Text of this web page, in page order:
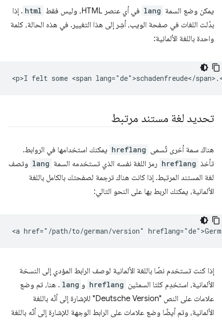
يمكن وضع السمة lang في أي عنصر HTML، وليس فقط html . إذا
بدّلت اللغات في صفحة الويب، أشِر إلى هذا التغيير. في هذه الحالة، كلمة
واحدة باللغة الألمانية:
تحديد لغة مستند مرتبط
هناك سمة أخرى تُسمى hreflang يمكنك استخدامها في الروابط.
تأخذ hreflang رمز اللغة نفسه الذي تستخدمه السمة lang وتصف
لغة المستند المرتبط. إذا كانت هناك ترجمة لصفحتك بالكامل باللغة
الألمانية، يمكنك الربط بها على النحو التالي:
إذا كنت تستخدم نصًا باللغة الألمانية لوصف الرابط المؤدي إلى النسخة
الألمانية، استخدِم كلتا السمتَين hreflang و lang . هنا، تم وضع
علامات على النص "Deutsche Version" للإشارة إلى أنّه باللغة
الألمانية، وتم أيضًا وضع علامات على الرابط الوجهة للإشارة إلى أنّه باللغة